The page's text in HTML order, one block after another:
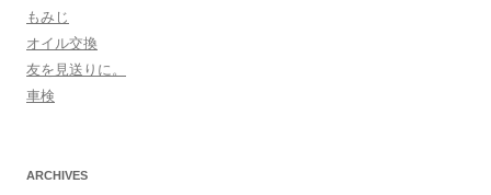
もみじ
オイル交換
友を見送りに。
車検
ARCHIVES